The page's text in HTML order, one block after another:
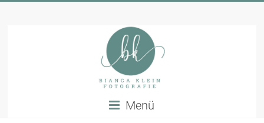
Fotografie
Menü